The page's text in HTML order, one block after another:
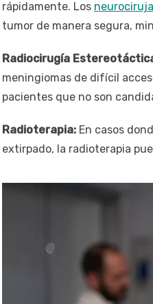
rápidamente. Los
tumor de manera segura,
Radiocirugía
meningiomas de difícil
pacientes que no son
Radioterapia: En casos
extirpado, la radioterapia